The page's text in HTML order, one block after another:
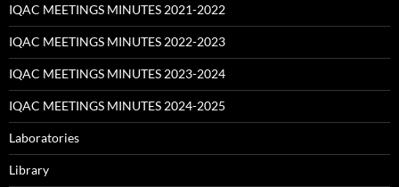
IQAC MEETINGS MINUTES 2021-2022
IQAC MEETINGS MINUTES 2022-2023
IQAC MEETINGS MINUTES 2023-2024
IQAC MEETINGS MINUTES 2024-2025
Laboratories
Library